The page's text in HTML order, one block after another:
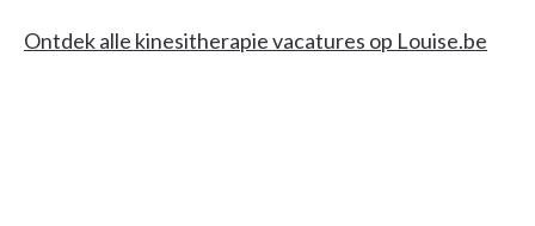
Ontdek alle kinesitherapie vacatures op Louise.be